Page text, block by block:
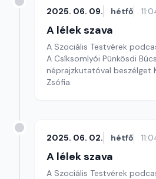
2025. 06. 09. hétfő
A lélek szava
A Szociális Testvérek
A Csíksomlyói Pünkösdi
néprajzkutatóval beszélget
Zsófia.
2025. 06. 02. hétfő
A lélek szava
A Szociális Testvérek